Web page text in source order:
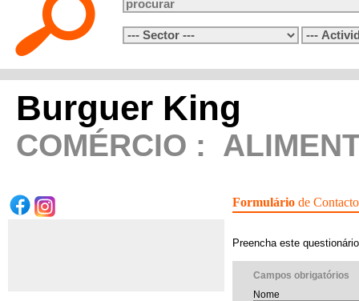
Burguer King
COMÉRCIO :
Formulário de Contacto
Preencha este
Campos obrigatórios
Nome